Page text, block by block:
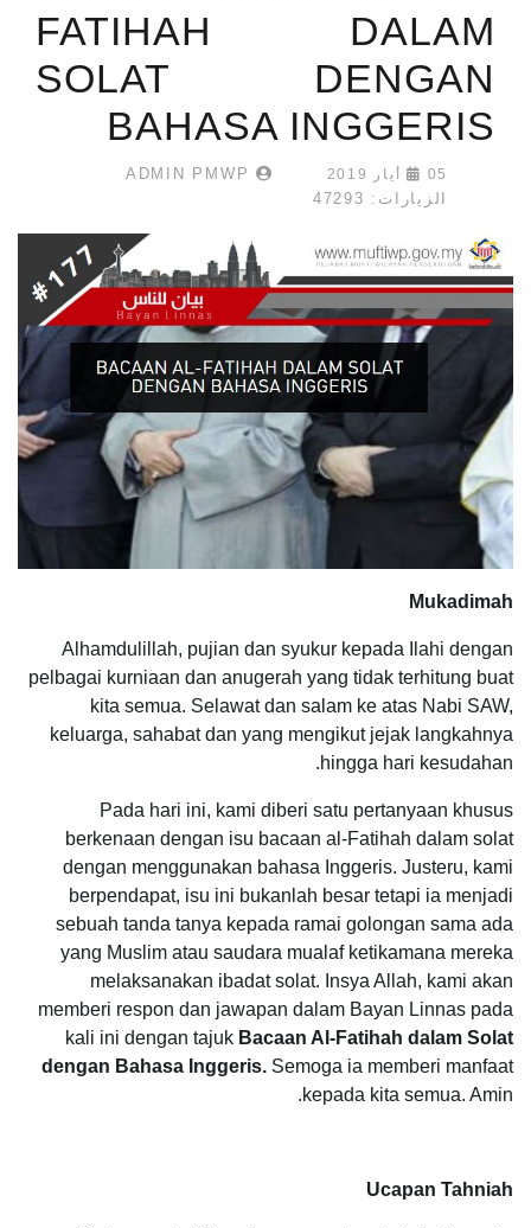
FATIHAH DALAM
SOLAT DENGAN
BAHASA INGGERIS
05 أيار 2019
الزيارات: 47293
Mukadimah
Alhamdulillah, pujian dan syukur kepada Ilahi dengan
pelbagai kurniaan dan anugerah yang tidak terhitung buat
kita semua. Selawat dan salam ke atas Nabi SAW,
keluarga, sahabat dan yang mengikut jejak langkahnya
hingga hari kesudahan.
Pada hari ini, kami diberi satu pertanyaan khusus
berkenaan dengan isu bacaan al-Fatihah dalam solat
dengan menggunakan bahasa Inggeris. Justeru, kami
berpendapat, isu ini bukanlah besar tetapi ia menjadi
sebuah tanda tanya kepada ramai golongan sama ada
yang Muslim atau saudara mualaf ketikamana mereka
melaksanakan ibadat solat. Insya Allah, kami akan
memberi respon dan jawapan dalam Bayan Linnas pada
kali ini dengan tajuk Bacaan Al-Fatihah dalam Solat
dengan Bahasa Inggeris. Semoga ia memberi manfaat
kepada kita semua. Amin.
Ucapan Tahniah